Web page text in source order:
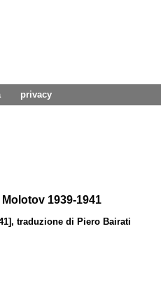
privacy
1939-1941
traduzione di Piero Bairati